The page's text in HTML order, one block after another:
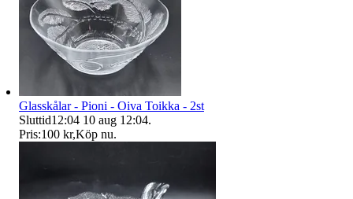
Glasskålar - Pioni - Oiva Toikka - 2st
Sluttid12:04 10 aug 12:04.
Pris:100 kr,Köp nu.